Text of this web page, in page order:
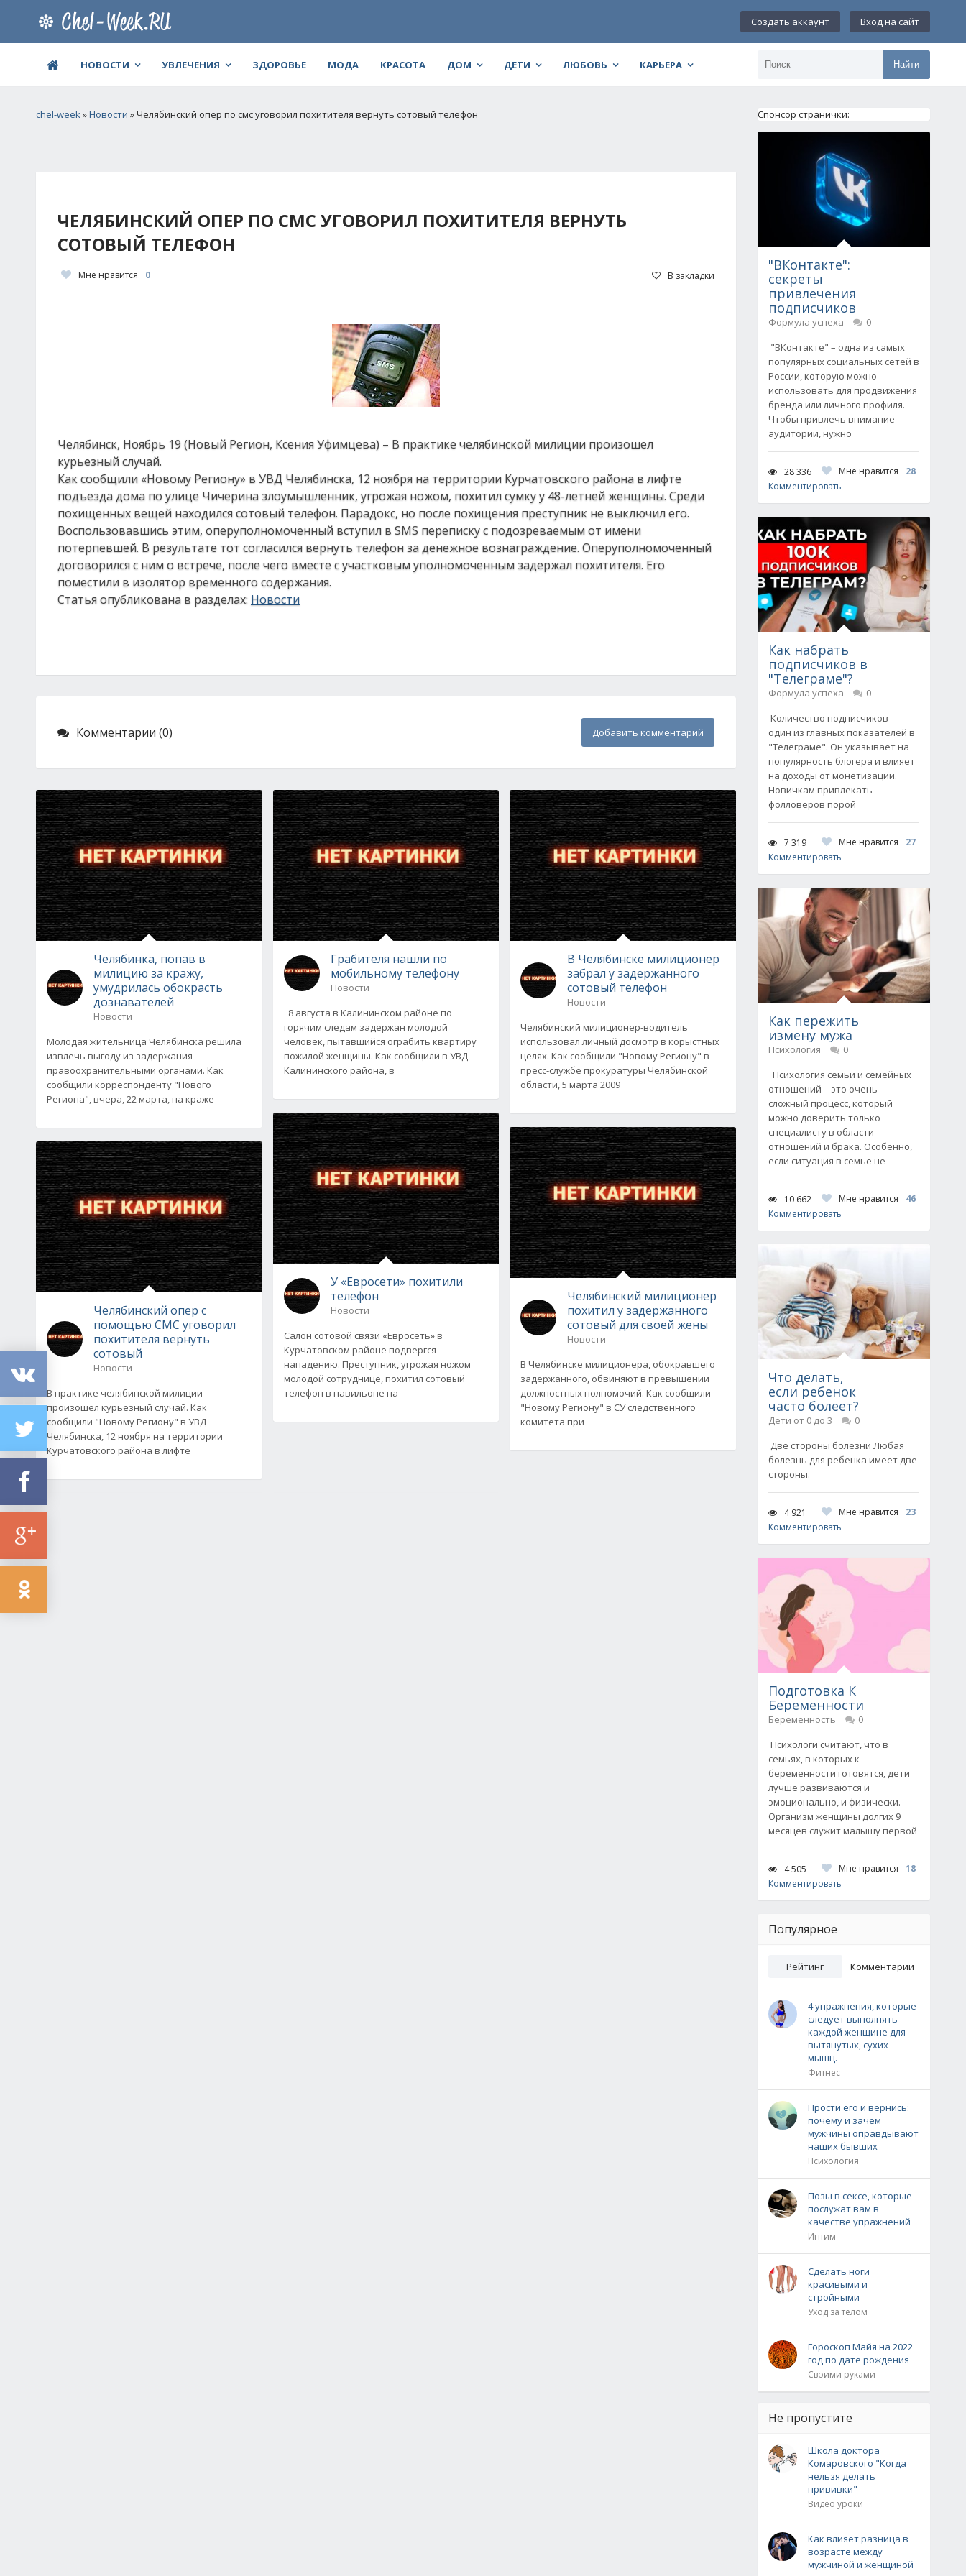
Создать аккаунт Вход на сайт
НОВОСТИ УВЛЕЧЕНИЯ ЗДОРОВЬЕ МОДА КРАСОТА ДОМ ДЕТИ ЛЮБОВЬ КАРЬЕРА Найти
chel-week»Новости » Челябинский опер по смс уговорил похитителя вернуть сотовый телефон
ЧЕЛЯБИНСКИЙ ОПЕР ПО СМС УГОВОРИЛ ПОХИТИТЕЛЯ ВЕРНУТЬ
СОТОВЫЙ ТЕЛЕФОН
Мне нравится 0 В закладки
Челябинск, Ноябрь 19 (Новый Регион, Ксения Уфимцева) – В практике челябинской милиции произошел
курьезный случай.
Как сообщили «Новому Региону» в УВД Челябинска, 12 ноября на территории Курчатовского района в лифте
подъезда дома по улице Чичерина злоумышленник, угрожая ножом, похитил сумку у 48-летней женщины. Среди
похищенных вещей находился сотовый телефон. Парадокс, но после похищения преступник не выключил его.
Воспользовавшись этим, оперуполномоченный вступил в SMS переписку с подозреваемым от имени
потерпевшей. В результате тот согласился вернуть телефон за денежное вознаграждение. Оперуполномоченный
договорился с ним о встрече, после чего вместе с участковым уполномоченным задержал похитителя. Его
поместили в изолятор временного содержания.
Статья опубликована в разделах: Новости
Комментарии (0) Добавить комментарий
Челябинка, попав в
милицию за кражу,
умудрилась обокрасть
дознавателей
Новости
Молодая жительница Челябинска решила
извлечь выгоду из задержания
правоохранительными органами. Как
сообщили корреспонденту "Нового
Региона", вчера, 22 марта, на краже
Челябинский опер с
помощью СМС уговорил
похитителя вернуть
сотовый
Новости
В практике челябинской милиции
произошел курьезный случай. Как
сообщили "Новому Региону" в УВД
Челябинска, 12 ноября на территории
Курчатовского района в лифте
Грабителя нашли по
мобильному телефону
Новости
8 августа в Калининском районе по
горячим следам задержан молодой
человек, пытавшийся ограбить квартиру
пожилой женщины. Как сообщили в УВД
Калининского района, в
У «Евросети» похитили
телефон
Новости
Салон сотовой связи «Евросеть» в
Курчатовском районе подвергся
нападению. Преступник, угрожая ножом
молодой сотруднице, похитил сотовый
телефон в павильоне на
В Челябинске милиционер
забрал у задержанного
сотовый телефон
Новости
Челябинский милиционер-водитель
использовал личный досмотр в корыстных
целях. Как сообщили "Новому Региону" в
пресс-службе прокуратуры Челябинской
области, 5 марта 2009
Челябинский милиционер
похитил у задержанного
сотовый для своей жены
Новости
В Челябинске милиционера, обокравшего
задержанного, обвиняют в превышении
должностных полномочий. Как сообщили
"Новому Региону" в СУ следственного
комитета при
Спонсор странички:
"ВКонтакте":
секреты
привлечения
подписчиков
Формула успеха
0
"ВКонтакте" – одна из самых
популярных социальных сетей в
России, которую можно
использовать для продвижения
бренда или личного профиля.
Чтобы привлечь внимание
аудитории, нужно
28 336 Мне нравится
28
Комментировать
Как набрать
подписчиков в
"Телеграме"?
Формула успеха
0
Количество подписчиков —
один из главных показателей в
"Телеграме". Он указывает на
популярность блогера и влияет
на доходы от монетизации.
Новичкам привлекать
фолловеров порой
7 319 Мне нравится
27
Комментировать
Как пережить
измену мужа
Психология
0
Психология семьи и семейных
отношений – это очень
сложный процесс, который
можно доверить только
специалисту в области
отношений и брака. Особенно,
если ситуация в семье не
10 662 Мне нравится
46
Комментировать
Что делать,
если ребенок
часто болеет?
Дети от 0 до 3
0
Две стороны болезни Любая
болезнь для ребенка имеет две
стороны.
4 921 Мне нравится
23
Комментировать
Подготовка К
Беременности
Беременность
0
Психологи считают, что в
семьях, в которых к
беременности готовятся, дети
лучше развиваются и
эмоционально, и физически.
Организм женщины долгих 9
месяцев служит малышу первой
4 505 Мне нравится
18
Комментировать
Популярное
Рейтинг Комментарии
4 упражнения, которые
следует выполнять
каждой женщине для
вытянутых, сухих
мышц.
Фитнес
Прости его и вернись:
почему и зачем
мужчины оправдывают
наших бывших
Психология
Позы в сексе, которые
послужат вам в
качестве упражнений
Интим
Сделать ноги
красивыми и
стройными
Уход за телом
Гороскоп Майя на 2022
год по дате рождения
Своими руками
Не пропустите
Школа доктора
Комаровского "Когда
нельзя делать
прививки"
Видео уроки
Как влияет разница в
возрасте между
мужчиной и женщиной